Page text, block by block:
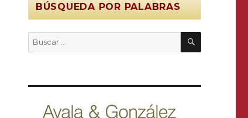
BÚSQUEDA POR PALABRAS
Buscar
por:
BUSCAR